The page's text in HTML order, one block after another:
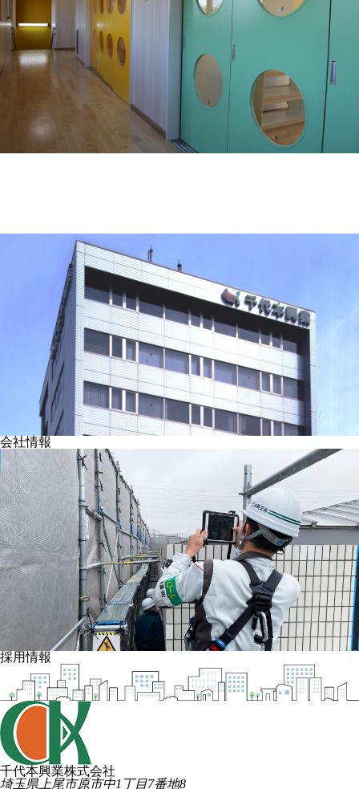
会社情報
採用情報
千代本興業株式会社
埼玉県上尾市原市中1丁目7番地8